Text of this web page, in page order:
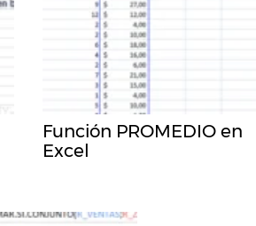
Función PROMEDIO en
Excel